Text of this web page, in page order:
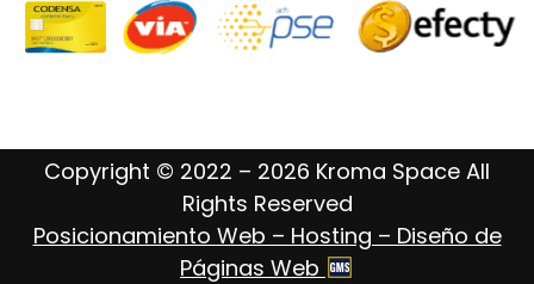
Copyright © 2022 – 2026 Kroma Space All
Rights Reserved
Posicionamiento Web – Hosting – Diseño de
Páginas Web